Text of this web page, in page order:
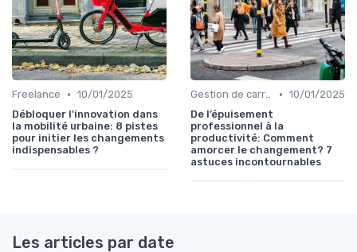
Freelance • 10/01/2025
Débloquer l'innovation dans
la mobilité urbaine: 8 pistes
pour initier les changements
indispensables ?
Gestion de carrière • 10/01/2025
De l’épuisement
professionnel à la
productivité: Comment
amorcer le changement? 7
astuces incontournables
Les articles par date